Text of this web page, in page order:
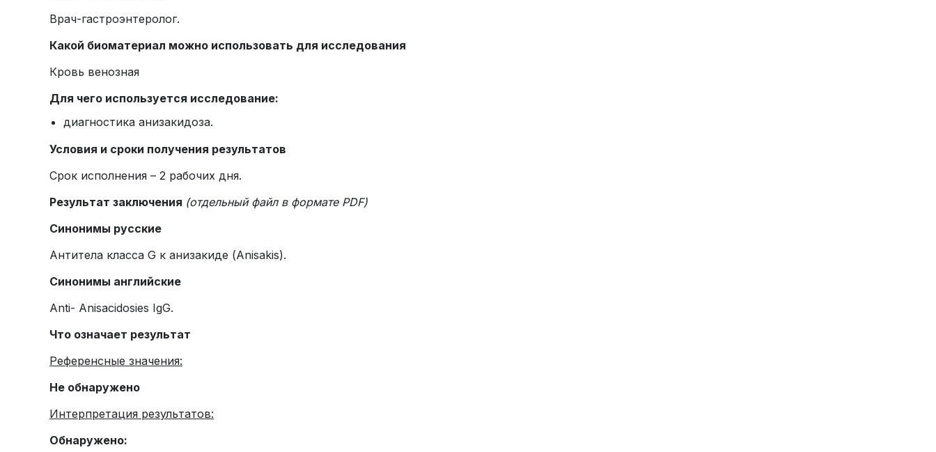
Врач-гастроэнтеролог.
Какой биоматериал можно использовать для исследования
Кровь венозная
Для чего используется исследование:
диагностика анизакидоза.
Условия и сроки получения результатов
Срок исполнения – 2 рабочих дня.
Результат заключения (отдельный файл в формате PDF)
Синонимы русские
Антитела класса G к анизакиде (Anisakis).
Синонимы английские
Anti- Anisacidosies IgG.
Что означает результат
Референсные значения:
Не обнаружено
Интерпретация результатов:
Обнаружено: